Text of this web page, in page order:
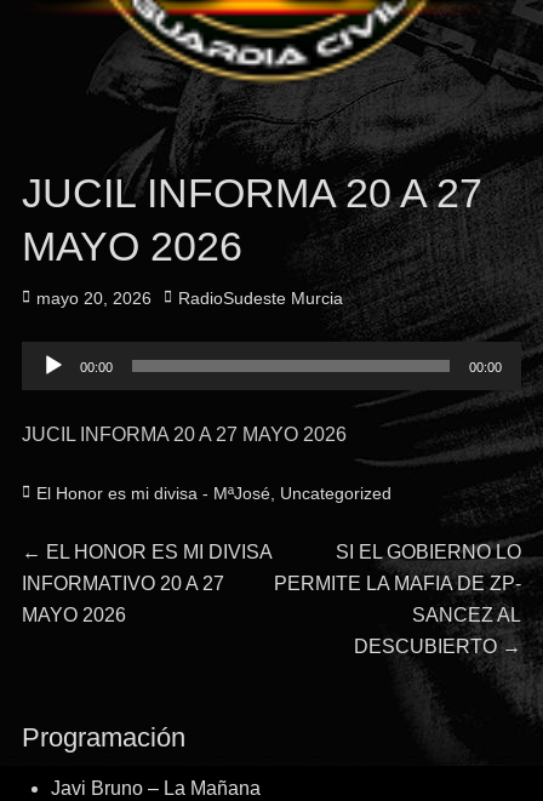
JUCIL INFORMA 20 A 27
MAYO 2026
Publicado
mayo 20, 2026 Autor
RadioSudeste Murcia
Reproductor
de
00:00 00:00
JUCIL INFORMA 20 A 27 MAYO 2026
Categorías
El Honor es mi divisa - MªJosé, Uncategorized
Navegación
de
← Entrada
anterior:
EL HONOR ES MI DIVISA
INFORMATIVO 20 A 27
MAYO 2026
Entrada
siguiente:
SI EL GOBIERNO LO
PERMITE LA MAFIA DE ZP-
SANCEZ AL
DESCUBIERTO →
Programación
Javi Bruno – La Mañana